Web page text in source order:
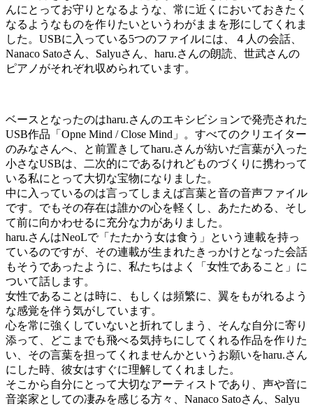
んにとってお守りとなるような、常に近くにおいておきたく
なるようなものを作りたいというわがままを形にしてくれま
した。USBに入っている5つのファイルには、４人の会話、
Nanaco Satoさん、Salyuさん、haru.さんの朗読、世武さんの
ピアノがそれぞれ収められています。
ベースとなったのはharu.さんのエキシビションで発売された
USB作品「Opne Mind / Close Mind」。すべてのクリエイター
のみなさんへ、と前置きしてharu.さんが紡いだ言葉が入った
小さなUSBは、二次的にであるけれどものづくりに携わって
いる私にとって大切な宝物になりました。
中に入っているのは言ってしまえば言葉と音の音声ファイル
です。でもその存在は誰かの心を軽くし、あたためる、そし
て前に向かわせるに充分な力がありました。
haru.さんはNeoLで「たたかう女は食う」という連載を持っ
ているのですが、その連載が生まれたきっかけとなった会話
もそうであったように、私たちはよく「女性であること」に
ついて話します。
女性であることは時に、もしくは頻繁に、翼をもがれるよう
な感覚を伴う気がしています。
心を常に強くしていないと折れてしまう、そんな自分に寄り
添って、どこまでも飛べる気持ちにしてくれる作品を作りた
い、その言葉を担ってくれませんかというお願いをharu.さん
にした時、彼女はすぐに理解してくれました。
そこから自分にとって大切なアーティストであり、声や音に
音楽家としての凄みを感じる方々、Nanaco Satoさん、Salyu